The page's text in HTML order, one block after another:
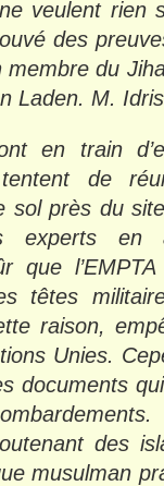
veulent rien
des
membre du
Laden. M.
en train
de
sol près du
experts en
que
têtes
raison,
Unies.
documents
des
musulman